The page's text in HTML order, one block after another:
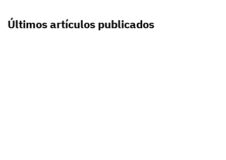
Últimos artículos publicados